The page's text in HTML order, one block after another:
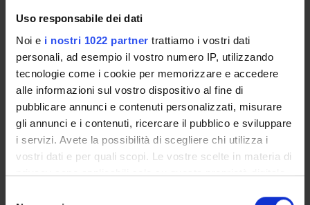
Uso responsabile dei dati
Noi e i nostri 1022 partner trattiamo i vostri dati
personali, ad esempio il vostro numero IP, utilizzando
tecnologie come i cookie per memorizzare e accedere
alle informazioni sul vostro dispositivo al fine di
pubblicare annunci e contenuti personalizzati, misurare
gli annunci e i contenuti, ricercare il pubblico e sviluppare
i servizi. Avete la possibilità di scegliere chi utilizza i
vostri dati e per quali scopi. Le vostre scelte in materia di
privacy sono applicabili solo su questa proprietà digitale
DOTTORATI, MASTER E FORMAZIONE SUPERIORE
Contatti
Persone
Luoghi
Calendario